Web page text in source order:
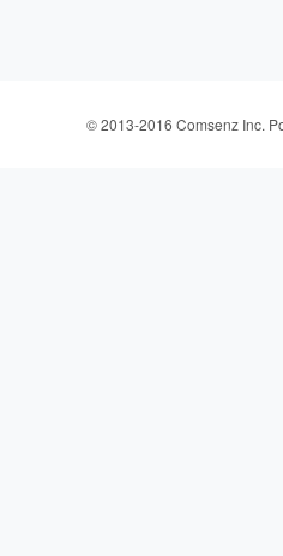
© 2013-2016 Comsenz Inc.